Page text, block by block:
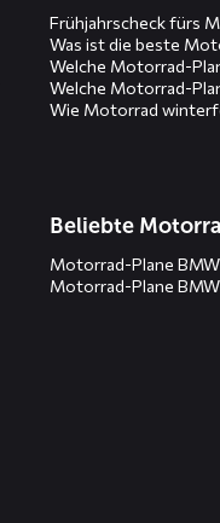
Frühjahrscheck fürs
Was ist die beste
Welche Motorrad-
Welche Motorrad-
Wie Motorrad
Beliebte
Motorrad-Plane BMW
Motorrad-Plane BMW